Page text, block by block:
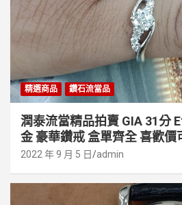
精選商品 鑽石流當品
潤泰流當精品拍賣 GIA 31分
金 豪華鑽戒 盒單齊全 喜歡價
2022 年 9 月 5 日 admin